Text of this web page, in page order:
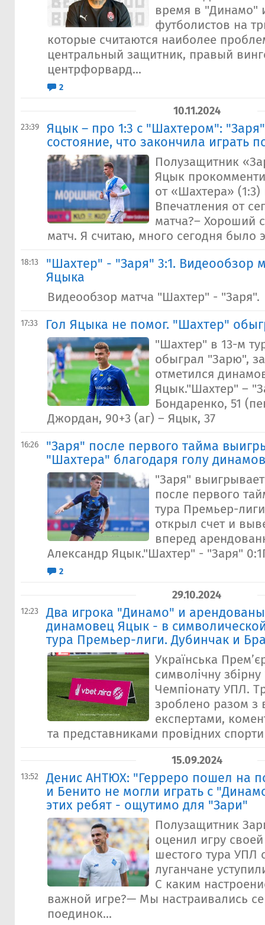
время в "Динамо"
футболистов на
которые считаются наиболее
центральный защитник, правый
центрфорвард...
2
10.11.2024
23:39
​Яцык – про 1:3 с "Шахтером":
состояние, что закончила играть
Полузащитник
Яцык
от «Шахтера»
Впечатления от
матча?– Хороший
матч. Я считаю, много сегодня было
18:13
"Шахтер" - "Заря" 3:1. Видеообзор
Яцыка
Видеообзор матча "Шахтер" - "Заря".
17:33 Гол Яцыка не помог. "Шахтер"
"Шахтер" в 13-м
обыграл "Зарю",
отметился
Яцык."Шахтер" –
Бондаренко, 51
Джордан, 90+3 (аг) – Яцык, 37
16:26
"Заря" после первого тайма
"Шахтера" благодаря голу
"Заря"
после первого
тура Премьер-
открыл счет и
вперед
Александр Яцык."Шахтер" - "Заря"
2
29.10.2024
12:23
Два игрока "Динамо" и
динамовец Яцык - в
тура Премьер-лиги. Дубинчак и
Українська
символічну збірну
Чемпіонату УПЛ.
зроблено разом з
експертами,
та представниками провідних
15.09.2024
13:52
Денис АНТЮХ: "Герреро пошел на
и Бенито не могли играть с
этих ребят - ощутимо для "Зари"
Полузащитник
оценил игру
шестого тура УПЛ
луганчане
С каким
важной игре?— Мы настраивались
поединок...